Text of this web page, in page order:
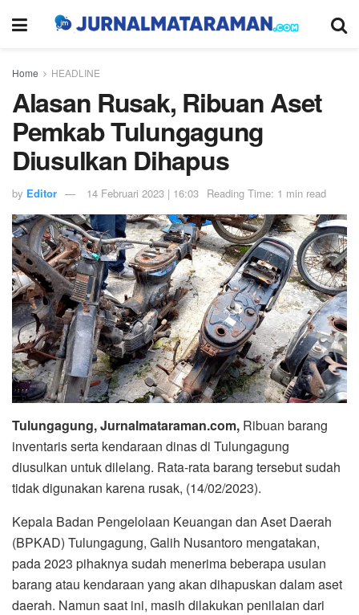
Home HEADLINE
Alasan Rusak, Ribuan Aset
Pemkab Tulungagung
Diusulkan Dihapus
by Editor 14 Februari 2023 | 16:03 Reading Time: 1 min read
Tulungagung, Jurnalmataraman.com, Ribuan barang
inventaris serta kendaraan dinas di Tulungagung
diusulkan untuk dilelang. Rata-rata barang tersebut sudah
tidak digunakan karena rusak, (14/02/2023).
Kepala Badan Pengelolaan Keuangan dan Aset Daerah
(BPKAD) Tulungagung, Galih Nusantoro mengatakan,
pada 2023 pihaknya sudah menerima beberapa usulan
barang atau kendaraan yang akan dihapuskan dalam aset
daerah. Namun saat ini, masih dilakukan penilaian dari